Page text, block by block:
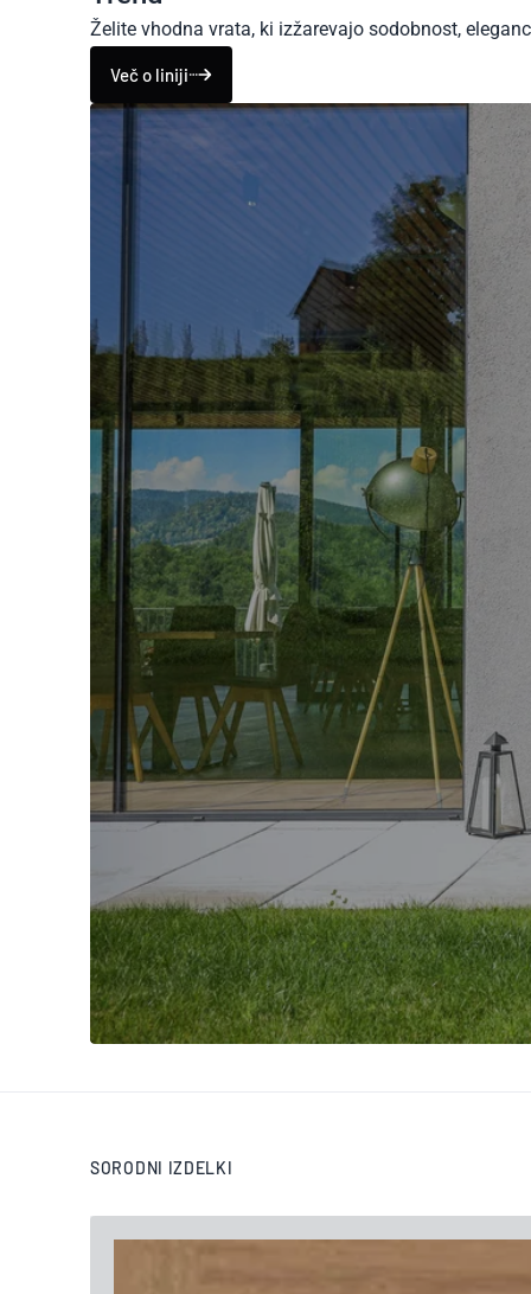
Želite vhodna vrata, ki izžarevajo sodobnost,
Več o liniji
SORODNI IZDELKI